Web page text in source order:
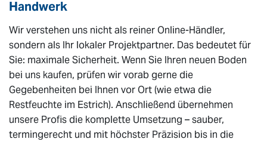
Handwerk
Wir verstehen uns nicht als reiner Online-Händler,
sondern als Ihr lokaler Projektpartner. Das bedeutet für
Sie: maximale Sicherheit. Wenn Sie Ihren neuen Boden
bei uns kaufen, prüfen wir vorab gerne die
Gegebenheiten bei Ihnen vor Ort (wie etwa die
Restfeuchte im Estrich). Anschließend übernehmen
unsere Profis die komplette Umsetzung – sauber,
termingerecht und mit höchster Präzision bis in die